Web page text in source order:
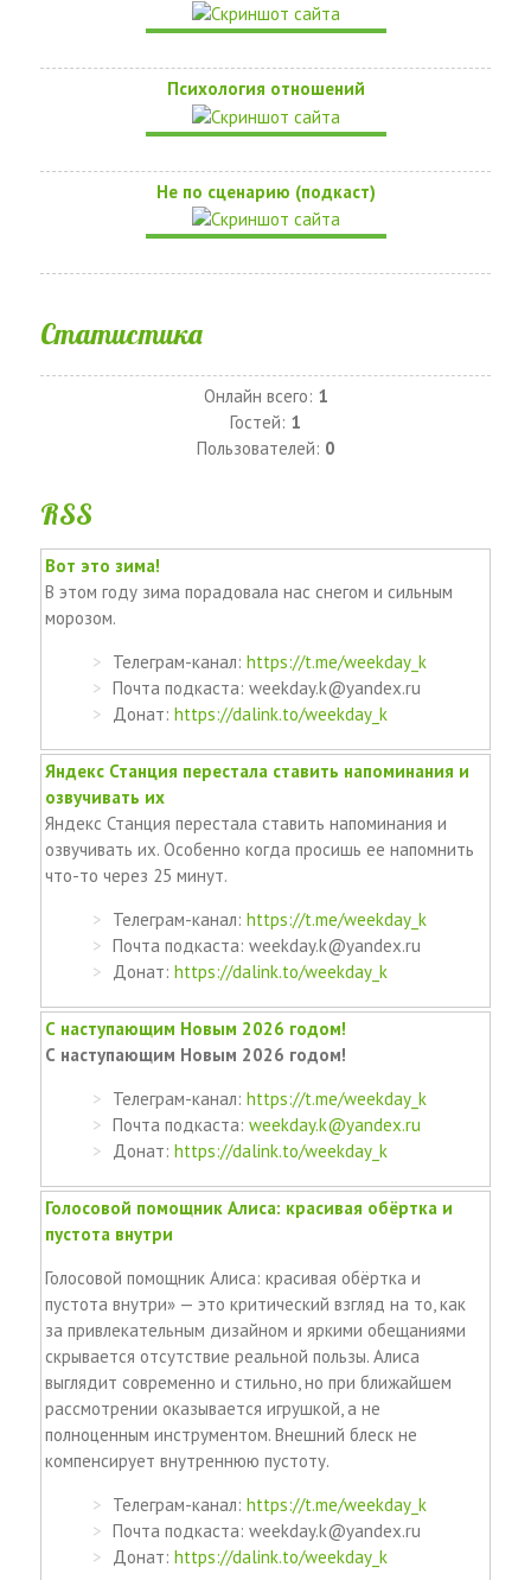
Психология отношений
Не по сценарию (подкаст)
Статистика
Онлайн всего: 1
Гостей: 1
Пользователей: 0
RSS
Вот это зима!
В этом году зима порадовала нас снегом и сильным
морозом.
Телеграм-канал: https://t.me/weekday_k
Почта подкаста: weekday.k@yandex.ru
Донат: https://dalink.to/weekday_k
Яндекс Станция перестала ставить напоминания и
озвучивать их
Яндекс Станция перестала ставить напоминания и
озвучивать их. Особенно когда просишь ее напомнить
что-то через 25 минут.
Телеграм-канал: https://t.me/weekday_k
Почта подкаста: weekday.k@yandex.ru
Донат: https://dalink.to/weekday_k
С наступающим Новым 2026 годом!
С наступающим Новым 2026 годом!
Телеграм-канал: https://t.me/weekday_k
Почта подкаста: weekday.k@yandex.ru
Донат: https://dalink.to/weekday_k
Голосовой помощник Алиса: красивая обёртка и
пустота внутри
Голосовой помощник Алиса: красивая обёртка и
пустота внутри» — это критический взгляд на то, как
за привлекательным дизайном и яркими обещаниями
скрывается отсутствие реальной пользы. Алиса
выглядит современно и стильно, но при ближайшем
рассмотрении оказывается игрушкой, а не
полноценным инструментом. Внешний блеск не
компенсирует внутреннюю пустоту.
Телеграм-канал: https://t.me/weekday_k
Почта подкаста: weekday.k@yandex.ru
Донат: https://dalink.to/weekday_k